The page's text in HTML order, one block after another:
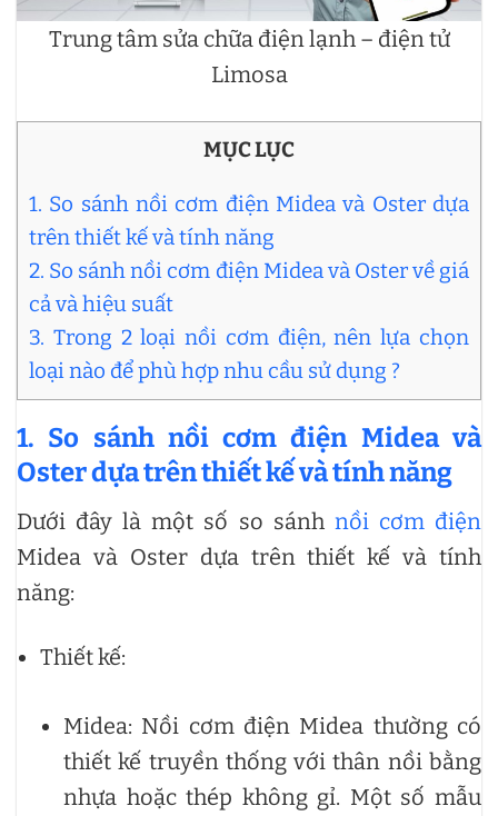
Trung tâm sửa chữa điện lạnh – điện tử
Limosa
MỤC LỤC
1. So sánh nồi cơm điện Midea và Oster dựa
trên thiết kế và tính năng
2. So sánh nồi cơm điện Midea và Oster về giá
cả và hiệu suất
3. Trong 2 loại nồi cơm điện, nên lựa chọn
loại nào để phù hợp nhu cầu sử dụng ?
1. So sánh nồi cơm điện Midea và
Oster dựa trên thiết kế và tính năng
Dưới đây là một số so sánh nồi cơm điện
Midea và Oster dựa trên thiết kế và tính
năng:
Thiết kế:
Midea: Nồi cơm điện Midea thường có
thiết kế truyền thống với thân nồi bằng
nhựa hoặc thép không gỉ. Một số mẫu